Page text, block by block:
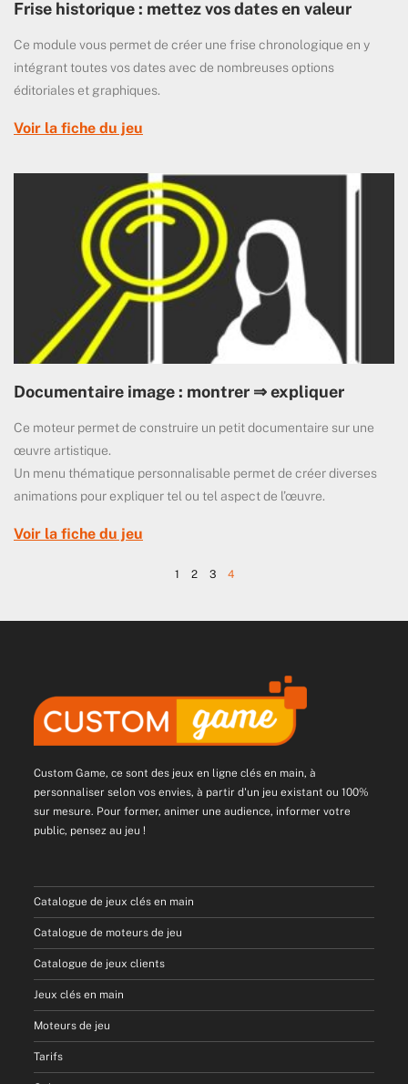
Frise historique : mettez vos dates en valeur
Ce module vous permet de créer une frise chronologique en y
intégrant toutes vos dates avec de nombreuses options
éditoriales et graphiques.
Voir la fiche du jeu
Documentaire image : montrer ⇒ expliquer
Ce moteur permet de construire un petit documentaire sur une
œuvre artistique.
Un menu thématique personnalisable permet de créer diverses
animations pour expliquer tel ou tel aspect de l’œuvre.
Voir la fiche du jeu
1 2 3 4
Custom Game, ce sont des jeux en ligne clés en main, à
personnaliser selon vos envies, à partir d'un jeu existant ou 100%
sur mesure. Pour former, animer une audience, informer votre
public, pensez au jeu !
Catalogue de jeux clés en main
Catalogue de moteurs de jeu
Catalogue de jeux clients
Jeux clés en main
Moteurs de jeu
Tarifs